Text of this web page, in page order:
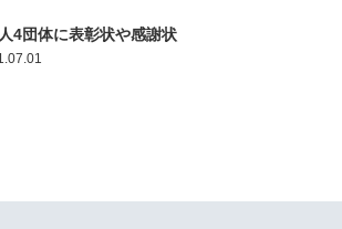
4団体に表彰状や感謝状